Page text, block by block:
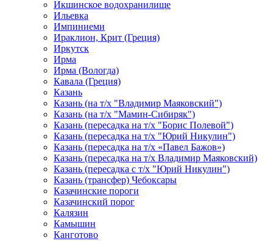
Икшинское водохранилище
Ильевка
Импиниеми
Ираклион, Крит (Греция)
Иркутск
Ирма
Ирма (Вологда)
Кавала (Греция)
Казань
Казань (на т/х "Владимир Маяковский")
Казань (на т/х "Мамин-Сибиряк")
Казань (пересадка на т/х "Борис Полевой")
Казань (пересадка на т/х "Юрий Никулин")
Казань (пересадка на т/х «Павел Бажов»)
Казань (пересадка на т/х Владимир Маяковский)
Казань (пересадка с т/х "Юрий Никулин")
Казань (трансфер) Чебоксары
Казачинские пороги
Казачинский порог
Калязин
Камышин
Канготово